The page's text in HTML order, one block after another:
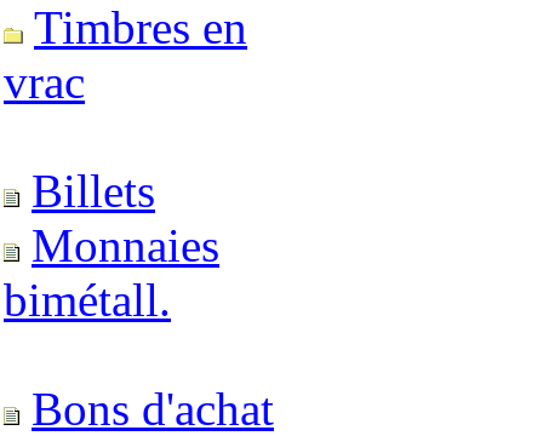
Timbres en
vrac
Billets
Monnaies
bimétall.
Bons d'achat